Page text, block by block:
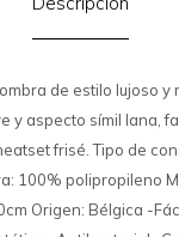
de estilo lujoso y
y aspecto símil lana,
frisé. Tipo de
100% polipropileno
Origen: Bélgica -